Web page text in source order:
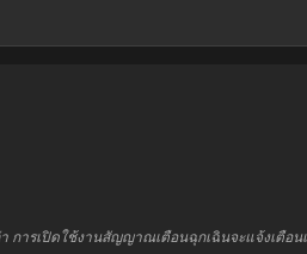
ารเปิดใช้งานสัญญาณเตือนฉุกเฉินจะแจ้งเตือน